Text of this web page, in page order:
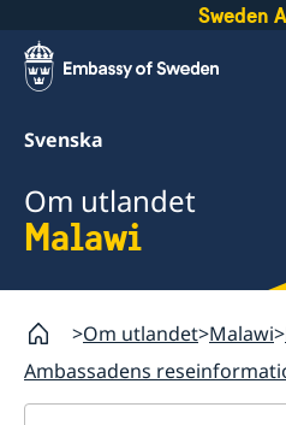
Sweden
Svenska
Om utlandet
Malawi
Om utlandet Malawi
Ambassadens